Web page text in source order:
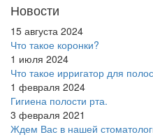
Новости
15 августа 2024
Что такое коронки?
1 июля 2024
Что такое ирригатор для
1 февраля 2024
Гигиена полости рта.
3 февраля 2021
Ждем Вас в нашей